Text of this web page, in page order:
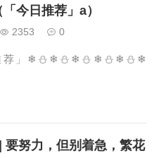
今日推荐」a）
2353 0
荐」❄⛄❄⛄❄⛄❄⛄❄⛄❄
努力，但别着急，繁花